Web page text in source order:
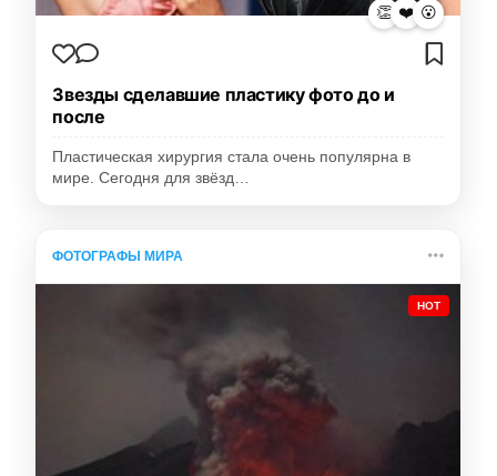
👏 ❤️ 😮
Звезды сделавшие пластику фото до и
после
Пластическая хирургия стала очень популярна в
мире. Сегодня для звёзд…
ФОТОГРАФЫ МИРА
HOT